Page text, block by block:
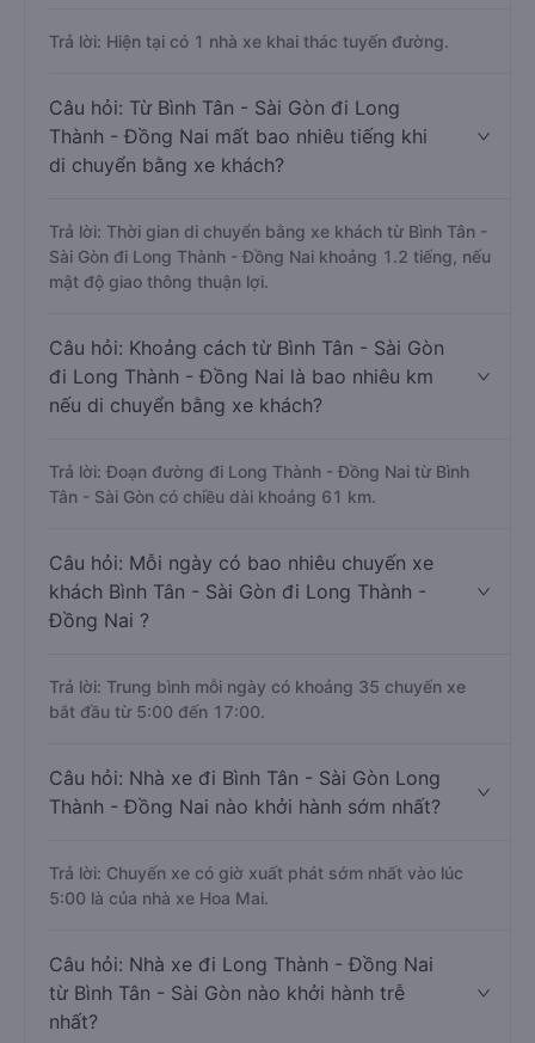
Trả lời: Hiện tại có 1 nhà xe khai thác tuyến đường.
Câu hỏi: Từ Bình Tân - Sài Gòn đi Long
Thành - Đồng Nai mất bao nhiêu tiếng khi
di chuyển bằng xe khách?
Trả lời: Thời gian di chuyển bằng xe khách từ Bình Tân -
Sài Gòn đi Long Thành - Đồng Nai khoảng 1.2 tiếng, nếu
mật độ giao thông thuận lợi.
Câu hỏi: Khoảng cách từ Bình Tân - Sài Gòn
đi Long Thành - Đồng Nai là bao nhiêu km
nếu di chuyển bằng xe khách?
Trả lời: Đoạn đường đi Long Thành - Đồng Nai từ Bình
Tân - Sài Gòn có chiều dài khoảng 61 km.
Câu hỏi: Mỗi ngày có bao nhiêu chuyến xe
khách Bình Tân - Sài Gòn đi Long Thành -
Đồng Nai ?
Trả lời: Trung bình mỗi ngày có khoảng 35 chuyến xe
bắt đầu từ 5:00 đến 17:00.
Câu hỏi: Nhà xe đi Bình Tân - Sài Gòn Long
Thành - Đồng Nai nào khởi hành sớm nhất?
Trả lời: Chuyến xe có giờ xuất phát sớm nhất vào lúc
5:00 là của nhà xe Hoa Mai.
Câu hỏi: Nhà xe đi Long Thành - Đồng Nai
từ Bình Tân - Sài Gòn nào khởi hành trễ
nhất?